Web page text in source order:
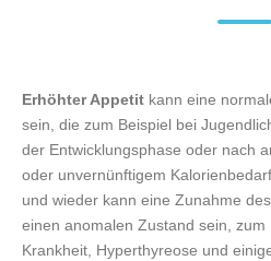
Erhöhter Appetit kann eine
sein, die zum Beispiel bei
der Entwicklungsphase oder nach
oder unvernünftigem
und wieder kann eine Zunahme
einen anomalen Zustand sein, zum
Krankheit, Hyperthyreose und